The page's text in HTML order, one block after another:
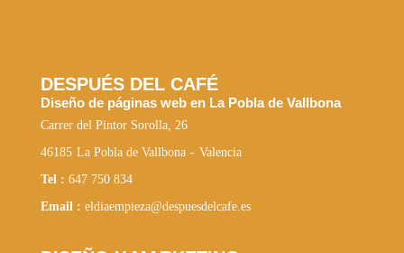
DESPUÉS DEL CAFÉ
Diseño de páginas web en La Pobla de Vallbona
Carrer del Pintor Sorolla, 26
46185 La Pobla de Vallbona - Valencia
Tel : 647 750 834
Email : eldiaempieza@despuesdelcafe.es